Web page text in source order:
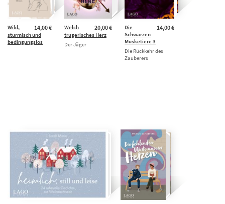
14,00 €
Wild,
stürmisch und
bedingungslos
20,00 €
Welch
trügerisches Herz
Der Jäger
14,00 €
Die
Schwarzen
Musketiere 3
Die Rückkehr des
Zauberers